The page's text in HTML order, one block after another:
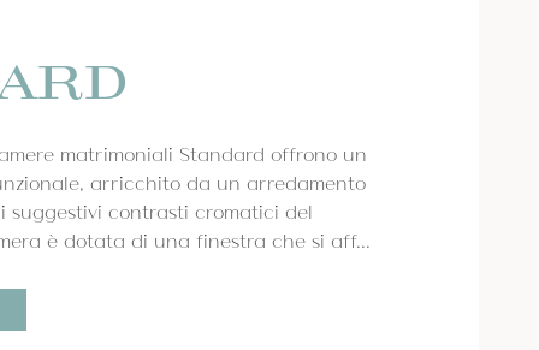
matrimoniali Standard offrono un
arricchito da un arredamento
suggestivi contrasti cromatici del
è dotata di una finestra che si aff...